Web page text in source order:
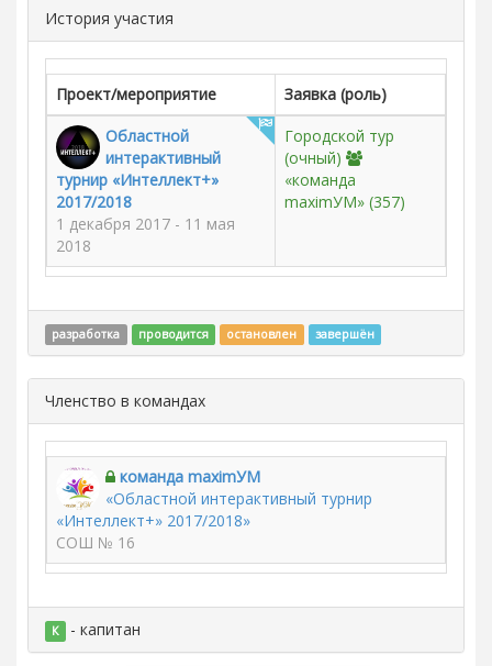
История участия
Проект/мероприятие
Заявка (роль)
Областной
интерактивный
турнир «Интеллект+»
2017/2018
1 декабря 2017 - 11 мая
2018
Городской тур
(очный)
«команда
maximУМ» (357)
разработка проводится остановлен завершён
Членство в командах
команда maximУМ
«Областной интерактивный турнир
«Интеллект+» 2017/2018»
СОШ № 16
К - капитан